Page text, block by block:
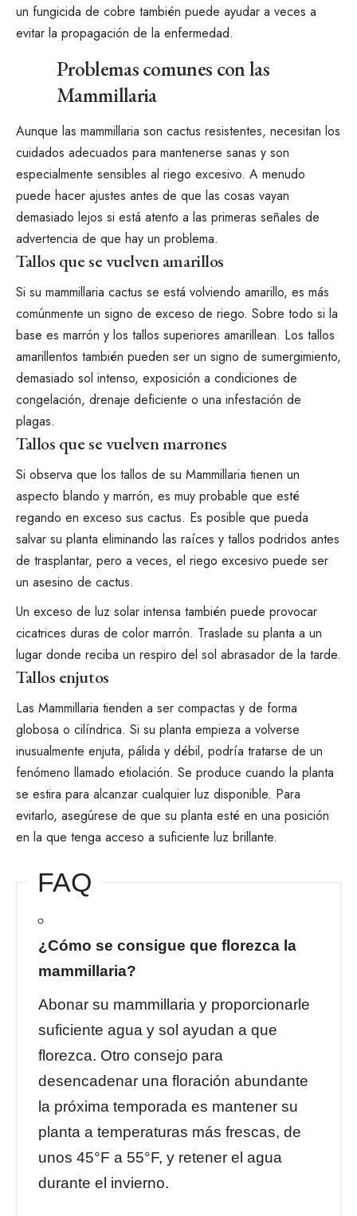
un fungicida de cobre también puede ayudar a veces a
evitar la propagación de la enfermedad.
Problemas comunes con las
Mammillaria
Aunque las mammillaria son cactus resistentes, necesitan los
cuidados adecuados para mantenerse sanas y son
especialmente sensibles al riego excesivo. A menudo
puede hacer ajustes antes de que las cosas vayan
demasiado lejos si está atento a las primeras señales de
advertencia de que hay un problema.
Tallos que se vuelven amarillos
Si su mammillaria cactus se está volviendo amarillo, es más
comúnmente un signo de exceso de riego. Sobre todo si la
base es marrón y los tallos superiores amarillean. Los tallos
amarillentos también pueden ser un signo de sumergimiento,
demasiado sol intenso, exposición a condiciones de
congelación, drenaje deficiente o una infestación de
plagas.
Tallos que se vuelven marrones
Si observa que los tallos de su Mammillaria tienen un
aspecto blando y marrón, es muy probable que esté
regando en exceso sus cactus. Es posible que pueda
salvar su planta eliminando las raíces y tallos podridos antes
de trasplantar, pero a veces, el riego excesivo puede ser
un asesino de cactus.
Un exceso de luz solar intensa también puede provocar
cicatrices duras de color marrón. Traslade su planta a un
lugar donde reciba un respiro del sol abrasador de la tarde.
Tallos enjutos
Las Mammillaria tienden a ser compactas y de forma
globosa o cilíndrica. Si su planta empieza a volverse
inusualmente enjuta, pálida y débil, podría tratarse de un
fenómeno llamado etiolación. Se produce cuando la planta
se estira para alcanzar cualquier luz disponible. Para
evitarlo, asegúrese de que su planta esté en una posición
en la que tenga acceso a suficiente luz brillante.
FAQ
¿Cómo se consigue que florezca la
mammillaria?
Abonar su mammillaria y proporcionarle
suficiente agua y sol ayudan a que
florezca. Otro consejo para
desencadenar una floración abundante
la próxima temporada es mantener su
planta a temperaturas más frescas, de
unos 45°F a 55°F, y retener el agua
durante el invierno.